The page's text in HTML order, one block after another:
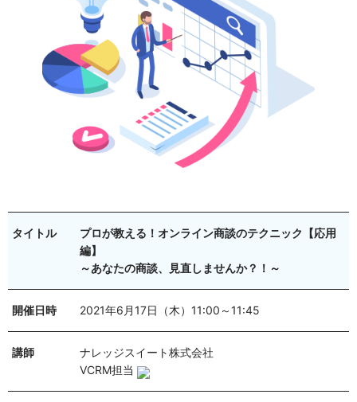
タイトル
プロが教える！オンライン商談のテクニック【応用
編】
～あなたの商談、見直しませんか？！～
開催日時 2021年6月17日（木）11:00～11:45
講師
ナレッジスイート株式会社
VCRM担当